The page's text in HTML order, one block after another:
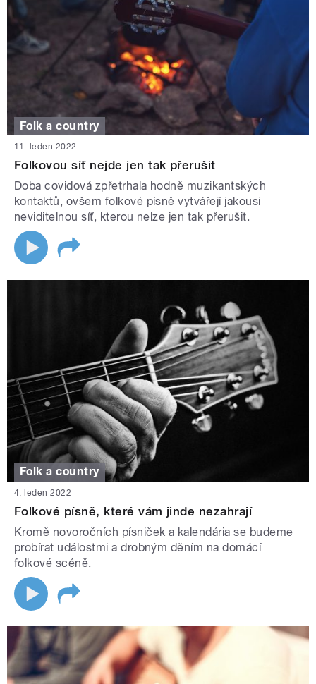
Folk a country
11. leden 2022
Folkovou síť nejde jen tak přerušit
Doba covidová zpřetrhala hodně muzikantských
kontaktů, ovšem folkové písně vytvářejí jakousi
neviditelnou síť, kterou nelze jen tak přerušit.
Folk a country
4. leden 2022
Folkové písně, které vám jinde nezahrají
Kromě novoročních písniček a kalendária se budeme
probírat událostmi a drobným děním na domácí
folkové scéně.